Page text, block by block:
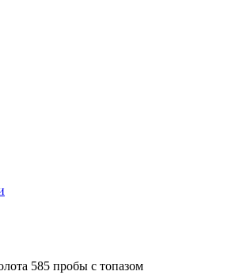
585 пробы с топазом